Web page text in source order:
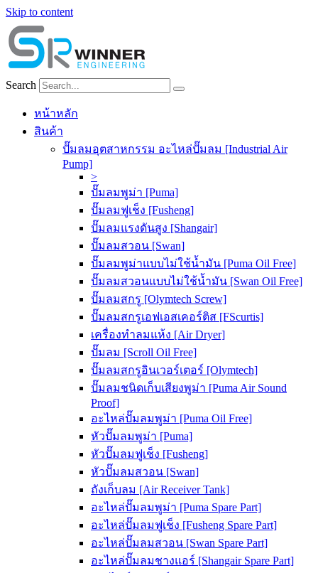
Skip to content
Search
หน้าหลัก
สินค้า
ปั๊มลมอุตสาหกรรม อะไหล่ปั๊มลม [Industrial Air
Pump]
>
ปั๊มลมพูม่า [Puma]
ปั๊มลมฟูเช็ง [Fusheng]
ปั๊มลมแรงดันสูง [Shangair]
ปั๊มลมสวอน [Swan]
ปั๊มลมพูม่าแบบไม่ใช้น้ำมัน [Puma Oil Free]
ปั๊มลมสวอนแบบไม่ใช้น้ำมัน [Swan Oil Free]
ปั๊มลมสกรู [Olymtech Screw]
ปั๊มลมสกรูเอฟเอสเคอร์ติส [FScurtis]
เครื่องทำลมแห้ง [Air Dryer]
ปั๊มลม [Scroll Oil Free]
ปั๊มลมสกรูอินเวอร์เตอร์ [Olymtech]
ปั๊มลมชนิดเก็บเสียงพูม่า [Puma Air Sound
Proof]
อะไหล่ปั๊มลมพูม่า [Puma Oil Free]
หัวปั๊มลมพูม่า [Puma]
หัวปั๊มลมฟูเช็ง [Fusheng]
หัวปั๊มลมสวอน [Swan]
ถังเก็บลม [Air Receiver Tank]
อะไหล่ปั๊มลมพูม่า [Puma Spare Part]
อะไหล่ปั๊มลมฟูเช็ง [Fusheng Spare Part]
อะไหล่ปั๊มลมสวอน [Swan Spare Part]
อะไหล่ปั๊มลมชางแอร์ [Shangair Spare Part]